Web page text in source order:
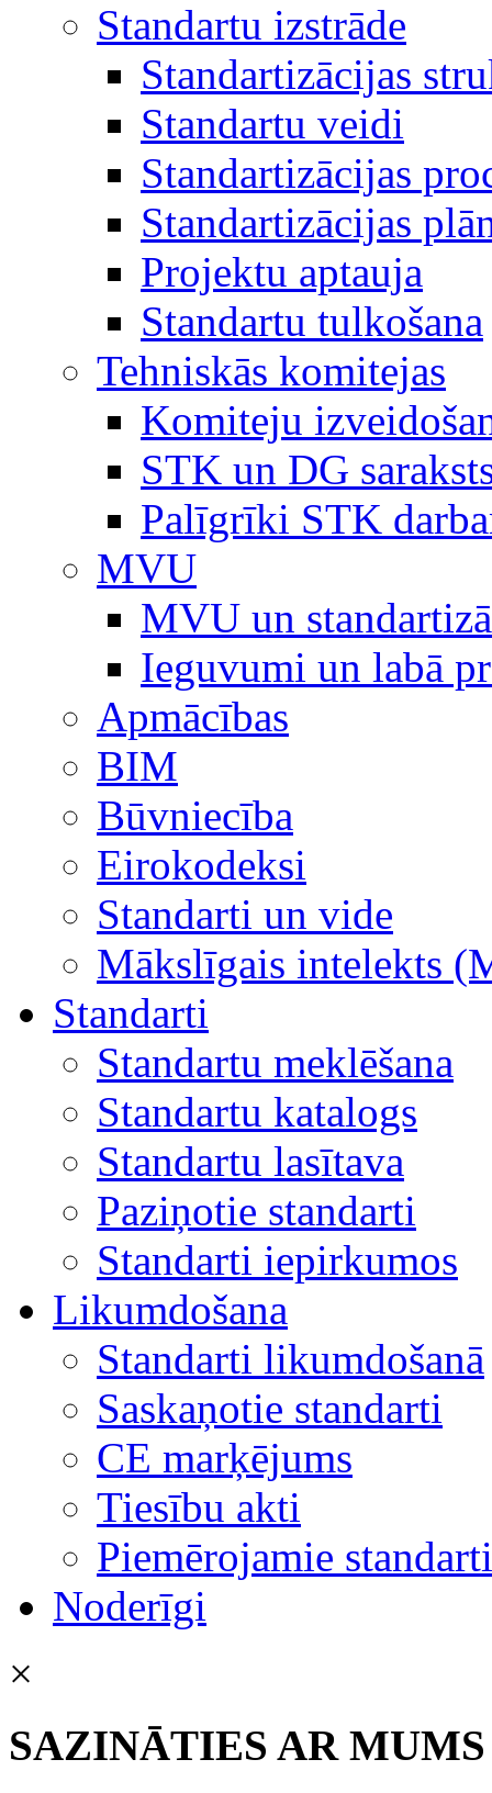
Standartu izstrāde
Standartizācijas
Standartu veidi
Standartizācijas
Standartizācijas
Projektu aptauja
Standartu tulkošana
Tehniskās komitejas
Komiteju
STK un DG
Palīgrīki STK
MVU
MVU un
Ieguvumi un labā
Apmācības
BIM
Būvniecība
Eirokodeksi
Standarti un vide
Mākslīgais intelekts
Standarti
Standartu meklēšana
Standartu katalogs
Standartu lasītava
Paziņotie standarti
Standarti iepirkumos
Likumdošana
Standarti likumdošanā
Saskaņotie standarti
CE marķējums
Tiesību akti
Piemērojamie standarti
Noderīgi
×
SAZINĀTIES AR MUMS